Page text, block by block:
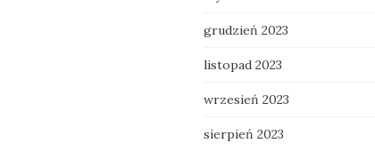
grudzień 2023
listopad 2023
wrzesień 2023
sierpień 2023